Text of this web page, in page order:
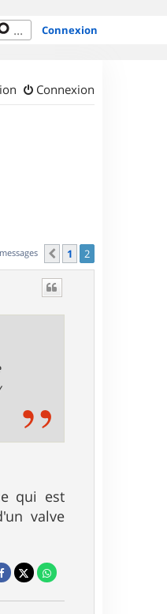
Connexion
Connexion
Précédent
1 2
qui est
valve